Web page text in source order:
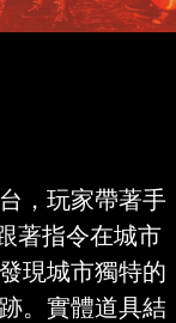
，玩家帶著手
著指令在城市
現城市獨特的
。實體道具結